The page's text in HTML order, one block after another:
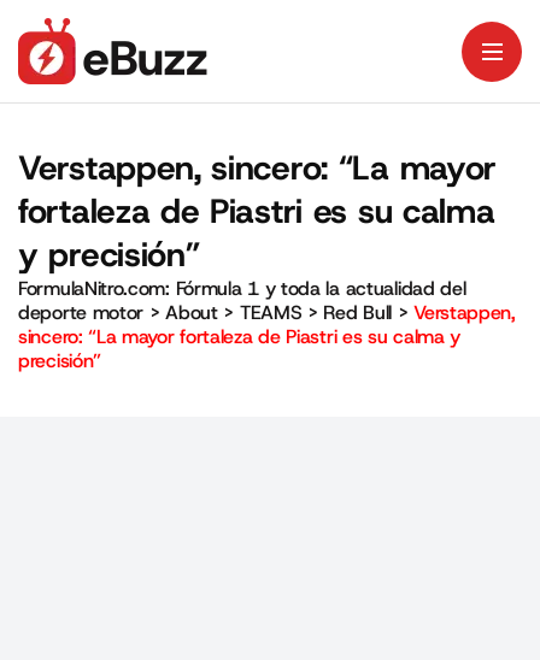
Verstappen, sincero: “La mayor
fortaleza de Piastri es su calma
y precisión”
FormulaNitro.com: Fórmula 1 y toda la actualidad del
deporte motor >About> TEAMS > Red Bull >Verstappen,
sincero: “La mayor fortaleza de Piastri es su calma y
precisión”